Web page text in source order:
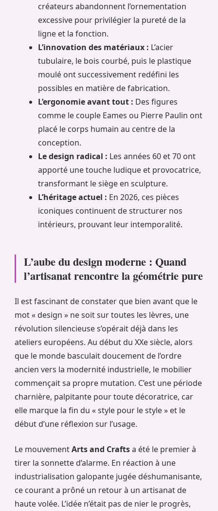
créateurs abandonnent l’ornementation
excessive pour privilégier la pureté de la
ligne et la fonction.
L’innovation des matériaux : L’acier
tubulaire, le bois courbé, puis le plastique
moulé ont successivement redéfini les
possibles en matière de fabrication.
L’ergonomie avant tout : Des figures
comme le couple Eames ou Pierre Paulin ont
placé le corps humain au centre de la
conception.
Le design radical : Les années 60 et 70 ont
apporté une touche ludique et provocatrice,
transformant le siège en sculpture.
L’héritage actuel : En 2026, ces pièces
iconiques continuent de structurer nos
intérieurs, prouvant leur intemporalité.
L’aube du design moderne : Quand
l’artisanat rencontre la géométrie pure
Il est fascinant de constater que bien avant que le
mot « design » ne soit sur toutes les lèvres, une
révolution silencieuse s’opérait déjà dans les
ateliers européens. Au début du XXe siècle, alors
que le monde basculait doucement de l’ordre
ancien vers la modernité industrielle, le mobilier
commençait sa propre mutation. C’est une période
charnière, palpitante pour toute décoratrice, car
elle marque la fin du « style pour le style » et le
début d’une réflexion sur l’usage.
Le mouvementArts and Craftsa été le premier à
tirer la sonnette d’alarme. En réaction à une
industrialisation galopante jugée déshumanisante,
ce courant a prôné un retour à un artisanat de
haute volée. L’idée n’était pas de nier le progrès,